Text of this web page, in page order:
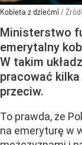
Kobieta z dziećmi/
Ministerstwo
emerytalny
W takim
pracować kilka
przeciw.
To prawda, że
na emeryturę w